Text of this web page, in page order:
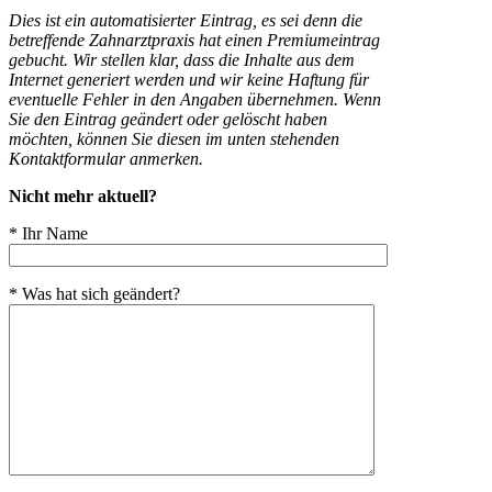
Dies ist ein automatisierter Eintrag, es sei denn die
betreffende Zahnarztpraxis hat einen Premiumeintrag
gebucht. Wir stellen klar, dass die Inhalte aus dem
Internet generiert werden und wir keine Haftung für
eventuelle Fehler in den Angaben übernehmen. Wenn
Sie den Eintrag geändert oder gelöscht haben
möchten, können Sie diesen im unten stehenden
Kontaktformular anmerken.
Nicht mehr aktuell?
* Ihr Name
* Was hat sich geändert?